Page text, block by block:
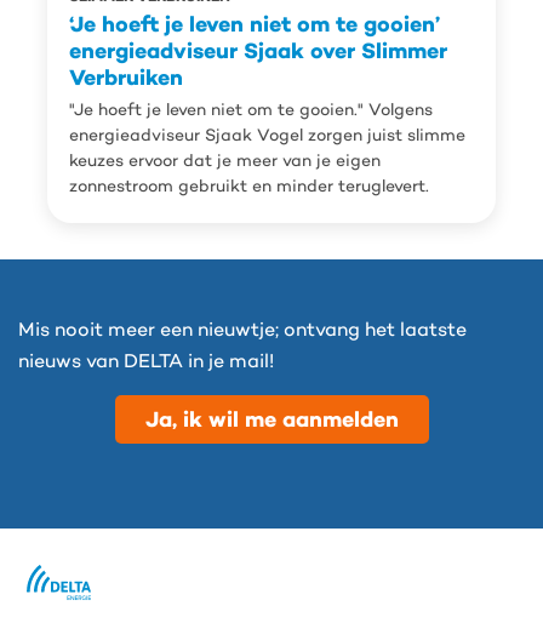
‘Je hoeft je leven niet om te gooien’
energieadviseur Sjaak over Slimmer
Verbruiken
"Je hoeft je leven niet om te gooien." Volgens
energieadviseur Sjaak Vogel zorgen juist slimme
keuzes ervoor dat je meer van je eigen
zonnestroom gebruikt en minder teruglevert.
Mis nooit meer een nieuwtje; ontvang het laatste
nieuws van DELTA in je mail!
Ja, ik wil me aanmelden